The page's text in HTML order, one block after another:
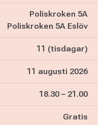
Poliskroken 5A
Poliskroken 5A Eslöv
11 (tisdagar)
11 augusti 2026
Pågår mellan
18.30 – och
21.00
Gratis